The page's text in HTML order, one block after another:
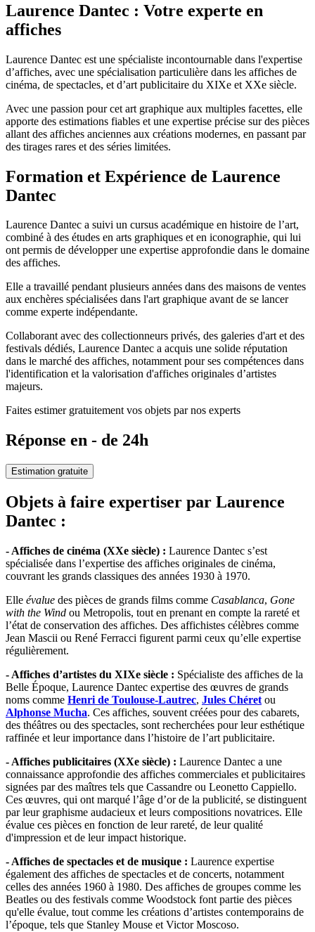
Laurence Dantec : Votre experte en
affiches
Laurence Dantec est une spécialiste incontournable dans l'expertise
d’affiches, avec une spécialisation particulière dans les affiches de
cinéma, de spectacles, et d’art publicitaire du XIXe et XXe siècle.
Avec une passion pour cet art graphique aux multiples facettes, elle
apporte des estimations fiables et une expertise précise sur des pièces
allant des affiches anciennes aux créations modernes, en passant par
des tirages rares et des séries limitées.
Formation et Expérience de Laurence
Dantec
Laurence Dantec a suivi un cursus académique en histoire de l’art,
combiné à des études en arts graphiques et en iconographie, qui lui
ont permis de développer une expertise approfondie dans le domaine
des affiches.
Elle a travaillé pendant plusieurs années dans des maisons de ventes
aux enchères spécialisées dans l'art graphique avant de se lancer
comme experte indépendante.
Collaborant avec des collectionneurs privés, des galeries d'art et des
festivals dédiés, Laurence Dantec a acquis une solide réputation
dans le marché des affiches, notamment pour ses compétences dans
l'identification et la valorisation d'affiches originales d’artistes
majeurs.
Faites estimer gratuitement vos objets par nos experts
Réponse en - de 24h
Estimation gratuite
Objets à faire expertiser par Laurence
Dantec :
- Affiches de cinéma (XXe siècle) : Laurence Dantec s’est
spécialisée dans l’expertise des affiches originales de cinéma,
couvrant les grands classiques des années 1930 à 1970.
Elle évalue des pièces de grands films comme Casablanca, Gone
with the Wind ou Metropolis, tout en prenant en compte la rareté et
l’état de conservation des affiches. Des affichistes célèbres comme
Jean Mascii ou René Ferracci figurent parmi ceux qu’elle expertise
régulièrement.
- Affiches d’artistes du XIXe siècle : Spécialiste des affiches de la
Belle Époque, Laurence Dantec expertise des œuvres de grands
noms comme Henri de Toulouse-Lautrec, Jules Chéret ou
Alphonse Mucha. Ces affiches, souvent créées pour des cabarets,
des théâtres ou des spectacles, sont recherchées pour leur esthétique
raffinée et leur importance dans l’histoire de l’art publicitaire.
- Affiches publicitaires (XXe siècle) : Laurence Dantec a une
connaissance approfondie des affiches commerciales et publicitaires
signées par des maîtres tels que Cassandre ou Leonetto Cappiello.
Ces œuvres, qui ont marqué l’âge d’or de la publicité, se distinguent
par leur graphisme audacieux et leurs compositions novatrices. Elle
évalue ces pièces en fonction de leur rareté, de leur qualité
d'impression et de leur impact historique.
- Affiches de spectacles et de musique : Laurence expertise
également des affiches de spectacles et de concerts, notamment
celles des années 1960 à 1980. Des affiches de groupes comme les
Beatles ou des festivals comme Woodstock font partie des pièces
qu'elle évalue, tout comme les créations d’artistes contemporains de
l’époque, tels que Stanley Mouse et Victor Moscoso.